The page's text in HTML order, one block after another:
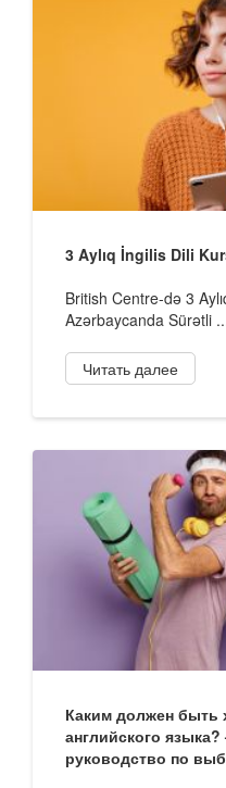
3 Aylıq İngilis Dili
British Centre-də 3
Azərbaycanda Sürətli
Читать далее
Каким должен быть
английского
руководство по